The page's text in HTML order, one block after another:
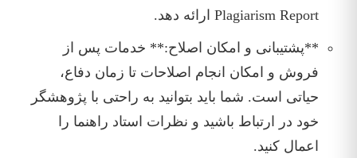
Plagiarism Report ارائه دهد.
**پشتیبانی و امکان اصلاح:** خدمات پس از
فروش و امکان انجام اصلاحات تا زمان دفاع،
حیاتی است. شما باید بتوانید به راحتی با پژوهشگر
خود در ارتباط باشید و نظرات استاد راهنما را
اعمال کنید.